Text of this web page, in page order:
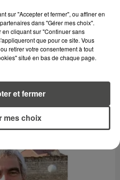
TUCHEL EST
sur "Accepter et fermer", ou affiner en
dans "Gérer mes choix".
cliquant sur "Continuer sans
que pour ce site. Vous
retirer votre consentement à tout
situé en bas de chaque page.
mes choix
et fermer